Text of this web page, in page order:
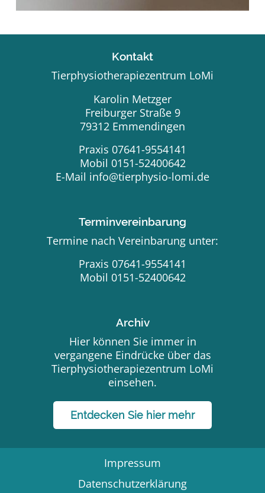
Kontakt
Tierphysiotherapiezentrum LoMi
Karolin Metzger
Freiburger Straße 9
79312 Emmendingen
Praxis 07641-9554141
Mobil 0151-52400642
E-Mail info@tierphysio-lomi.de
Terminvereinbarung
Termine nach Vereinbarung unter:
Praxis 07641-9554141
Mobil 0151-52400642
Archiv
Hier können Sie immer in
vergangene Eindrücke über das
Tierphysiotherapiezentrum LoMi
einsehen.
Entdecken Sie hier mehr
Impressum
Datenschutzerklärung